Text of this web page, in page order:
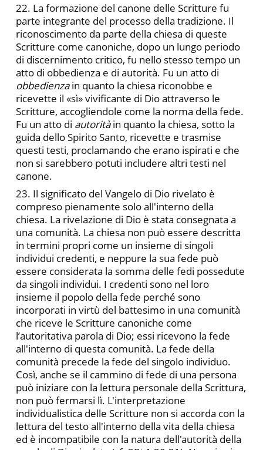
22. La formazione del canone delle Scritture fu
parte integrante del processo della tradizione. Il
riconoscimento da parte della chiesa di queste
Scritture come canoniche, dopo un lungo periodo
di discernimento critico, fu nello stesso tempo un
atto di obbedienza e di autorità. Fu un atto di
obbedienzain quanto la chiesa riconobbe e
ricevette il «sì» vivificante di Dio attraverso le
Scritture, accogliendole come la norma della fede.
Fu un atto di autoritàin quanto la chiesa, sotto la
guida dello Spirito Santo, ricevette e trasmise
questi testi, proclamando che erano ispirati e che
non si sarebbero potuti includere altri testi nel
canone.
23. Il significato del Vangelo di Dio rivelato è
compreso pienamente solo all'interno della
chiesa. La rivelazione di Dio è stata consegnata a
una comunità. La chiesa non può essere descritta
in termini propri come un insieme di singoli
individui credenti, e neppure la sua fede può
essere considerata la somma delle fedi possedute
da singoli individui. I credenti sono nel loro
insieme il popolo della fede perché sono
incorporati in virtù del battesimo in una comunità
che riceve le Scritture canoniche come
l’autoritativa parola di Dio; essi ricevono la fede
all'interno di questa comunità. La fede della
comunità precede la fede del singolo individuo.
Così, anche se il cammino di fede di una persona
può iniziare con la lettura personale della Scrittura,
non può fermarsi lì. L'interpretazione
individualistica delle Scritture non si accorda con la
lettura del testo all'interno della vita della chiesa
ed è incompatibile con la natura dell'autorità della